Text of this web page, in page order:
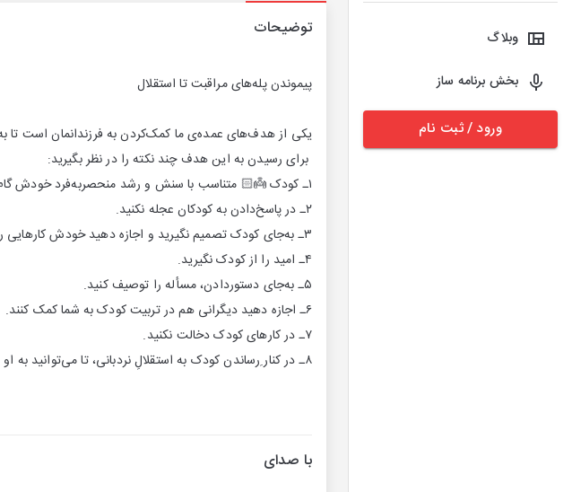
وبلاگ
بخش برنامه ساز
ورود / ثبت نام
توضیحات
پیموندن پله‌های مراقبت تا استقلال
یکی از هدف‌های عمده‌ی ما کمک‌کردن به فرزندانمان است تا
برای رسیدن به این هدف چند نکته را در نظر بگیرید:
۱ـ کودک 👼🏻 متناسب با سنش و رشد منحصربه‌فرد خودش گام‌های 🚶🏻‍♂️تا به استقلال‌رسیدن را طی کند.
۲ـ در پاسخ‌دادن به کودکان عجله نکنید.
۳ـ به‌جای کودک تصمیم نگیرید و اجازه دهید خودش کارهایی را که می‌تواند انجام دهد.
۴ـ امید را از کودک نگیرید.
۵ـ به‌جای دستوردادن، مسأله را توصیف کنید.
۶ـ اجازه دهید دیگرانی هم در تربیت کودک به شما کمک کنند.
۷ـ در کارهای کودک دخالت نکنید.
۸ـ در کنار ِرساندن کودک به استقلالِ نردبانی، تا می‌توانید به او عشق ❤️ و محبت 💙 بدهید.
با صدای